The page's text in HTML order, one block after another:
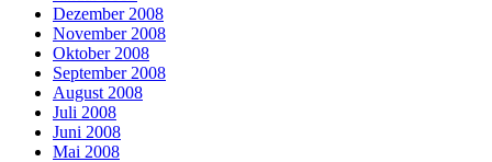
Dezember 2008
November 2008
Oktober 2008
September 2008
August 2008
Juli 2008
Juni 2008
Mai 2008